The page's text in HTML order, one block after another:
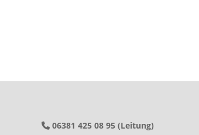
06381 425 08 95 (Leitung)